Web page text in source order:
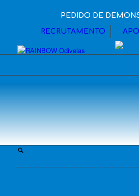
PEDIDO DE
RECRUTAMENTO